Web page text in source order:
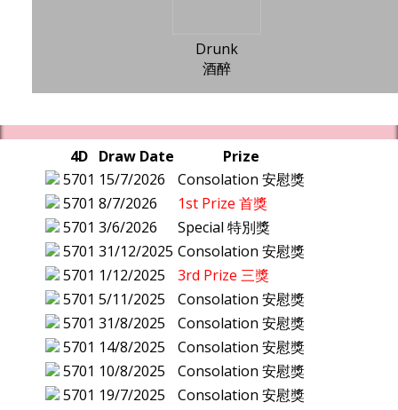
Drunk
酒醉
4D Draw Date
Prize
5701 15/7/2026
Consolation 安慰獎
5701 8/7/2026
1st Prize 首獎
5701 3/6/2026
Special 特別獎
5701 31/12/2025 Consolation 安慰獎
5701 1/12/2025
3rd Prize 三獎
5701 5/11/2025
Consolation 安慰獎
5701 31/8/2025
Consolation 安慰獎
5701 14/8/2025
Consolation 安慰獎
5701 10/8/2025
Consolation 安慰獎
5701 19/7/2025
Consolation 安慰獎